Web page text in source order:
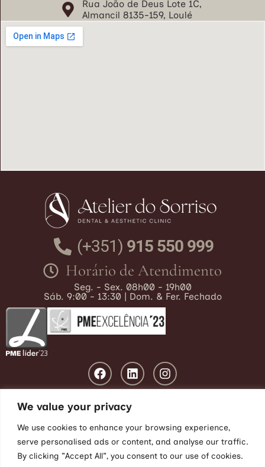
We value your privacy
We use cookies to enhance your browsing experience,
serve personalised ads or content, and analyse our traffic.
By clicking "Accept All", you consent to our use of cookies.
n
d
Rua João de Deus Lote 1C,
Almancil 8135-159, Loulé
(+351) 915 550 999
Horário de Atendimento
Seg. - Sex. 08h00 - 19h00
Sáb. 9:00 - 13:30 | Dom. & Fer. Fechado
Blog |Privacidade|Cookies |Litígios|Livro de Reclamações
© 2026 Atelier do Sorriso, LDA | Web Design by: The KEY SEO